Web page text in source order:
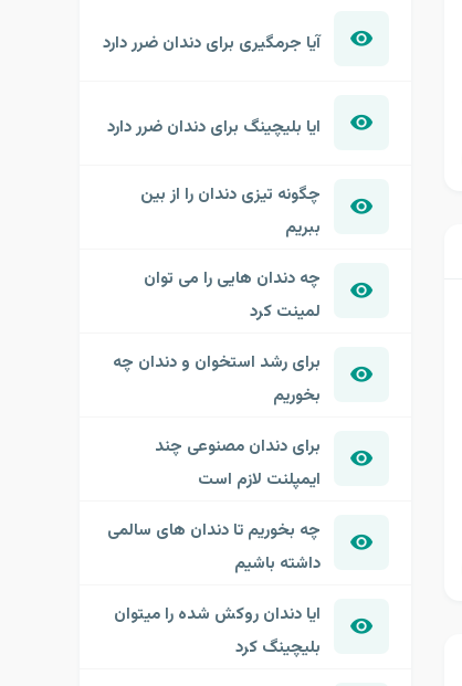
آیا جرمگیری برای دندان ضرر دارد
ایا بلیچینگ برای دندان ضرر دارد
چگونه تیزی دندان را از بین
ببریم
چه دندان هایی را می توان
لمینت کرد
برای رشد استخوان و دندان چه
بخوریم
برای دندان مصنوعی چند
ایمپلنت لازم است
چه بخوریم تا دندان های سالمی
داشته باشیم
ایا دندان روکش شده را میتوان
بلیچینگ کرد